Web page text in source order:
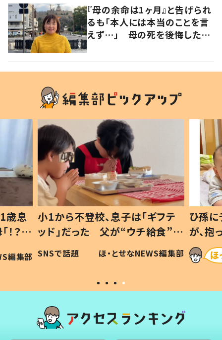
『母の余命は1ヶ月』と告げられ
るも「本人には本当のことを言
えず…」 母の死を後悔した女
フテ
食”を
編集部
ひ孫にデレデレな80歳じいじ
が、抱っこすると…ひ孫の反応に
「涙が出ました」「可愛くて仕方な
い」
ほ・とせなNEWS編集部